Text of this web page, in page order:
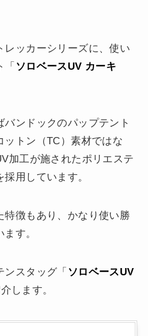
レッカーシリーズに、使い
ソロベースUV カーキ
バンドックのパップテント
ットン（TC）素材ではな
加工が施されたポリエステ
用しています。
特徴もあり、かなり使い勝
す。
スタッグ「 ソロベースUV
します。